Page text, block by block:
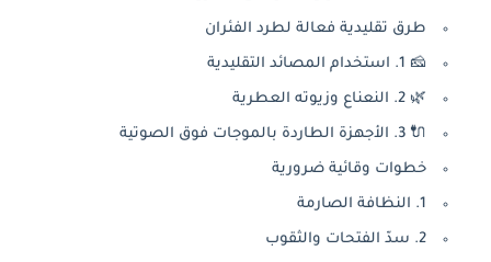
طرق تقليدية فعالة لطرد الفئران
🧀 1. استخدام المصائد التقليدية
🌿 2. النعناع وزيوته العطرية
🔌 3. الأجهزة الطاردة بالموجات فوق الصوتية
خطوات وقائية ضرورية
1. النظافة الصارمة
2. سدّ الفتحات والثقوب